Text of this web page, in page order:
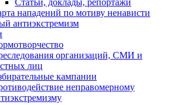
Статьи, доклады, репортажи
нападений по мотиву ненависти
антиэкстремизм
организаций, СМИ и
лиц
кампании
неправомерному